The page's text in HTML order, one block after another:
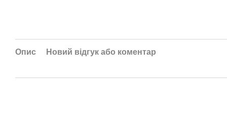
Опис Новий відгук або коментар